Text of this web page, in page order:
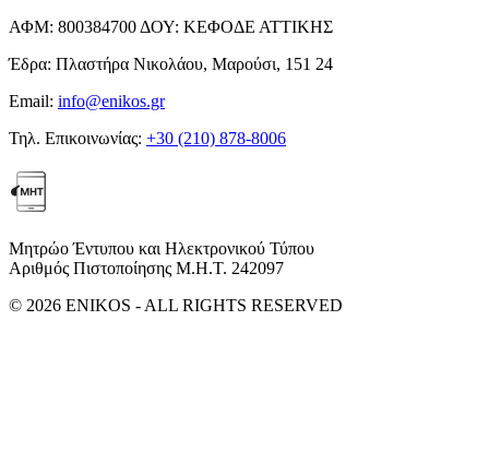
ΑΦΜ: 800384700 ΔΟΥ: ΚΕΦΟΔΕ ΑΤΤΙΚΗΣ
Έδρα: Πλαστήρα Νικολάου, Μαρούσι, 151 24
Email: info@enikos.gr
Τηλ. Επικοινωνίας: +30 (210) 878-8006
Μητρώο Έντυπου και Ηλεκτρονικού Τύπου
Αριθμός Πιστοποίησης Μ.Η.Τ. 242097
© 2026 ENIKOS - ALL RIGHTS RESERVED